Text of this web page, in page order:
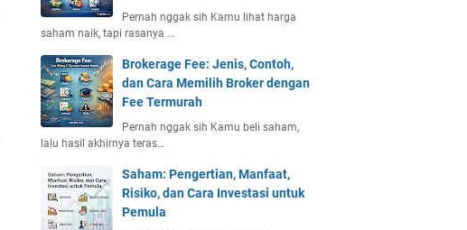
Pernah nggak sih Kamu lihat harga
saham naik, tapi rasanya …
Brokerage Fee: Jenis, Contoh,
dan Cara Memilih Broker dengan
Fee Termurah
Pernah nggak sih Kamu beli saham,
lalu hasil akhirnya teras…
Saham: Pengertian, Manfaat,
Risiko, dan Cara Investasi untuk
Pemula